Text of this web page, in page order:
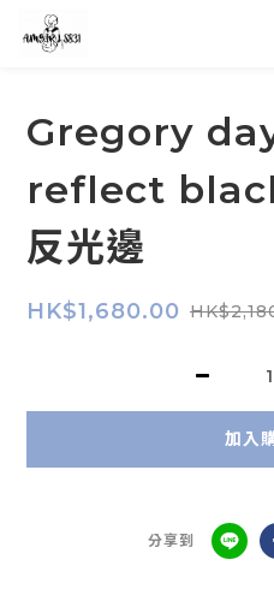
Gregory
reflect
反光邊
HK$1,680.00
加入
分享到